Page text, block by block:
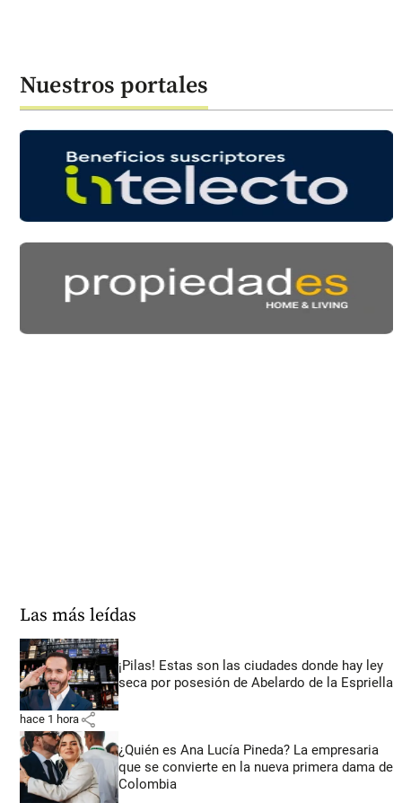
Nuestros portales
Las más leídas
¡Pilas! Estas son las ciudades donde hay ley
seca por posesión de Abelardo de la Espriella
hace 1 hora share
¿Quién es Ana Lucía Pineda? La empresaria
que se convierte en la nueva primera dama de
Colombia